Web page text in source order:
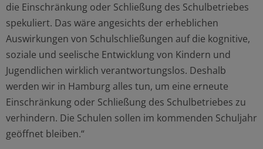
die Einschränkung oder Schließung des Schulbetriebes
spekuliert. Das wäre angesichts der erheblichen
Auswirkungen von Schulschließungen auf die kognitive,
soziale und seelische Entwicklung von Kindern und
Jugendlichen wirklich verantwortungslos. Deshalb
werden wir in Hamburg alles tun, um eine erneute
Einschränkung oder Schließung des Schulbetriebes zu
verhindern. Die Schulen sollen im kommenden Schuljahr
geöffnet bleiben.“